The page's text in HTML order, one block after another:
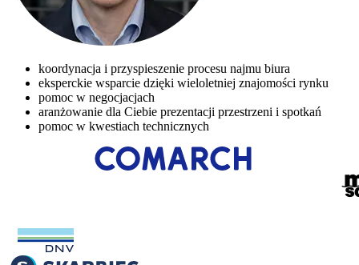
koordynacja i przyspieszenie procesu najmu biura
eksperckie wsparcie dzięki wieloletniej znajomości rynku
pomoc w negocjacjach
aranżowanie dla Ciebie prezentacji przestrzeni i spotkań
pomoc w kwestiach technicznych